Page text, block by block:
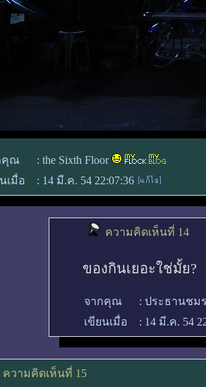
คุณ : the Sixth Floor
เมื่อ
: 14 มี.ค. 54 22:07:36
ความคิดเห็นที่ 14
ของกินเยอะใช่มั้ย?
จากคุณ : ประธานช
เขียนเมื่อ
: 14 มี.ค. 54
ความคิดเห็นที่ 15